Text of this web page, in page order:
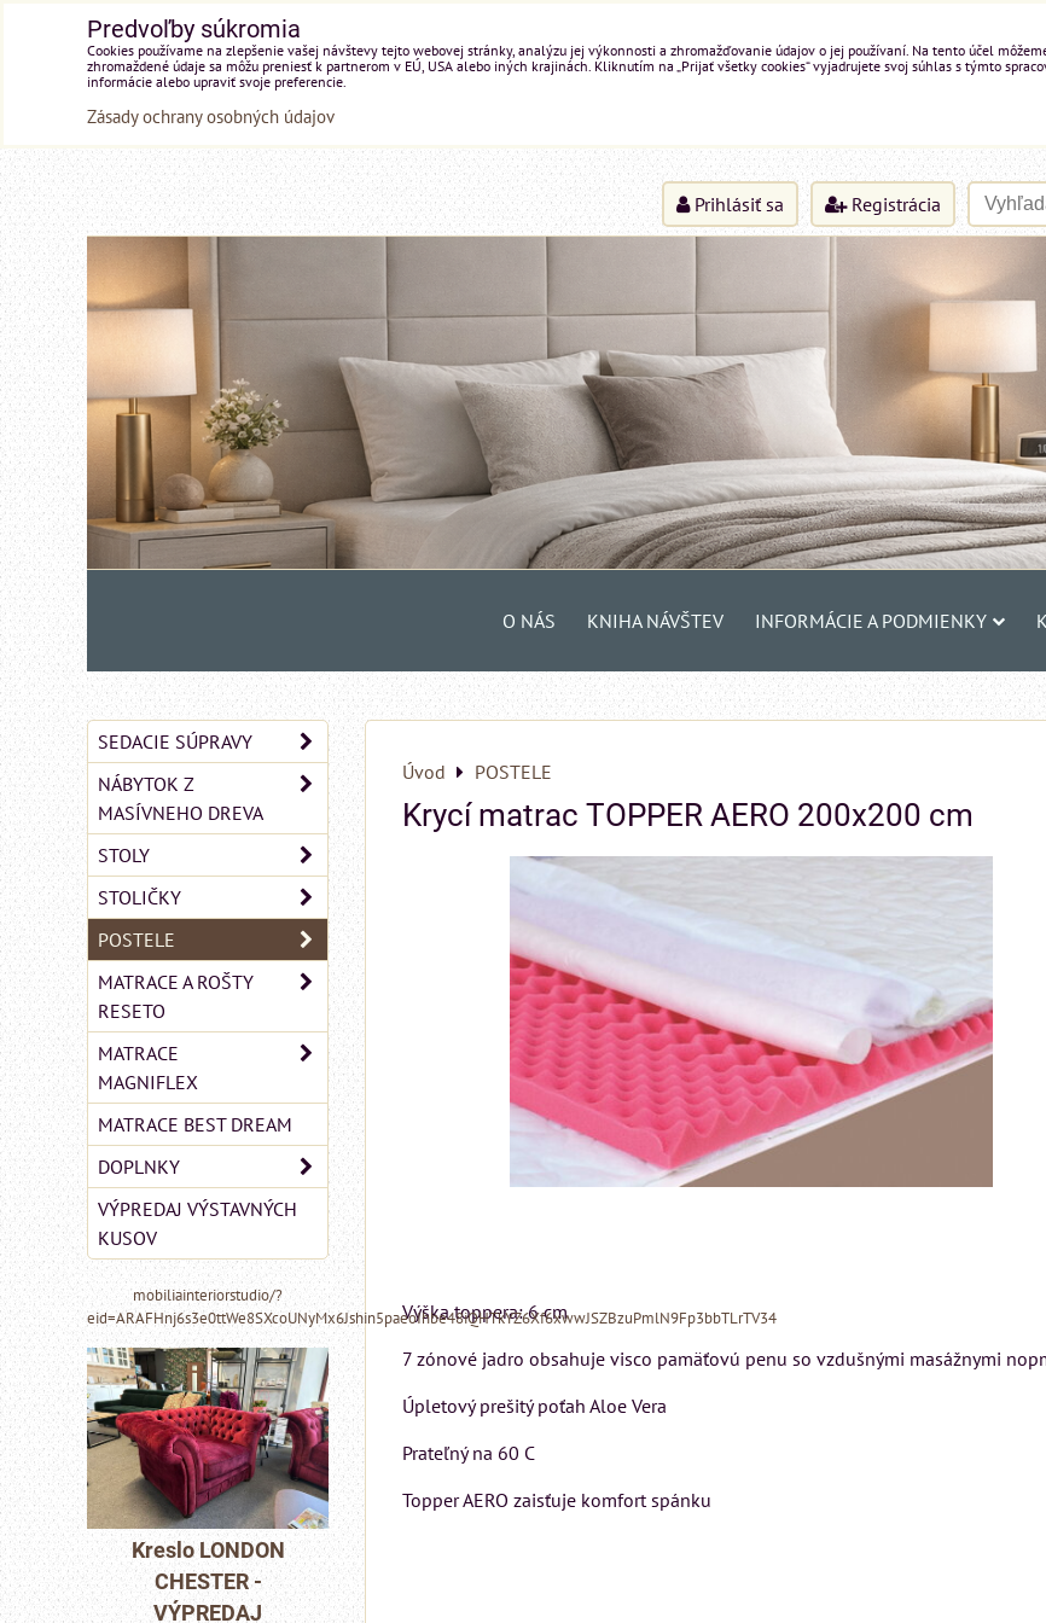
Prihlásiť sa Registrácia
O NÁS KNIHA NÁVŠTEV INFORMÁCIE A PODMIENKY
Úvod POSTELE
Krycí matrac TOPPER AERO 200x200 cm
Výška toppera: 6 cm
7 zónové jadro obsahuje visco pamäťovú penu so vzdušnými masážnymi
Úpletový prešitý poťah Aloe Vera
Prateľný na 60 C
Topper AERO zaisťuje komfort spánku
SEDACIE SÚPRAVY
NÁBYTOK Z
MASÍVNEHO DREVA
STOLY
STOLIČKY
POSTELE
MATRACE A ROŠTY
RESETO
MATRACE
MAGNIFLEX
MATRACE BEST DREAM
DOPLNKY
VÝPREDAJ VÝSTAVNÝCH
KUSOV
mobiliainteriorstudio/?
eid=ARAFHnj6s3e0ttWe8SXcoUNyMx6Jshin5paeoIhbe48iQHTkYZ6Xf6xwwJSZBzuPmlN9Fp3bbTLrTV34
MIZAR - talianský
matrac 175x200 cm
Matrac MIZAR od
talianskeho systému
Predvoľby súkromia
Cookies používame na zlepšenie vašej návštevy tejto webovej stránky, analýzu jej výkonnosti a zhromažďovanie údajov o jej používaní. Na tento účel
zhromaždené údaje sa môžu preniesť k partnerom v EÚ, USA alebo iných krajinách. Kliknutím na „Prijať všetky cookies“ vyjadrujete svoj súhlas s týmto
informácie alebo upraviť svoje preferencie.
Zásady ochrany osobných údajov